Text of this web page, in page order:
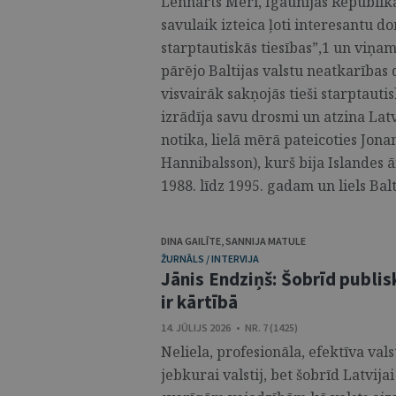
savulaik izteica ļoti interesantu
starptautiskās tiesības”,1 un
pārējo Baltijas valstu neatkarības
visvairāk sakņojās tieši
izrādīja savu drosmi un atzina
notika, lielā mērā pateicoties
Hannibalsson), kurš bija
1988. līdz 1995. gadam un liels
DINA GAILĪTE,SANNIJA MATULE
ŽURNĀLS / INTERVIJA
Jānis Endziņš: Šobrīd
ir kārtībā
14. JŪLIJS 2026 • NR. 7 (1425)
Neliela, profesionāla, efektīva
jebkurai valstij, bet šobrīd